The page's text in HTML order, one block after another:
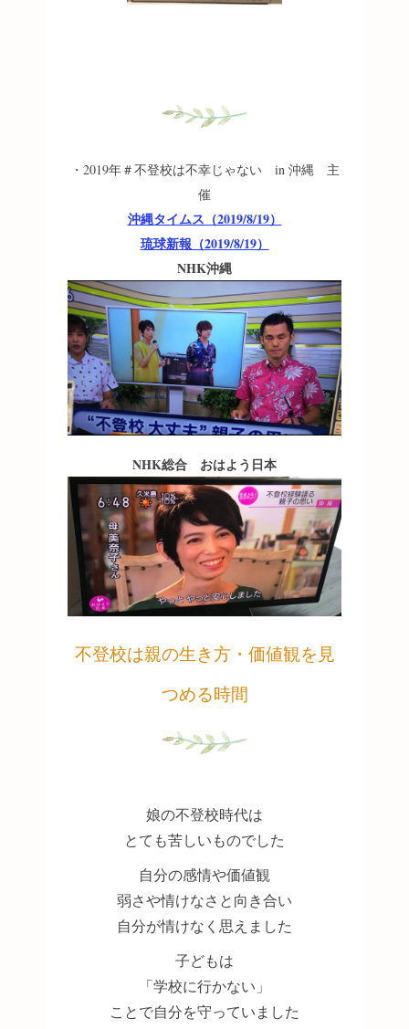
・2019年＃不登校は不幸じゃない in 沖縄 主
催
沖縄タイムス（2019/8/19）
琉球新報（2019/8/19）
NHK沖縄
NHK総合 おはよう日本
不登校は親の生き方・価値観を見
つめる時間
娘の不登校時代は
とても苦しいものでした
自分の感情や価値観
弱さや情けなさと向き合い
自分が情けなく思えました
子どもは
「学校に行かない」
ことで自分を守っていました